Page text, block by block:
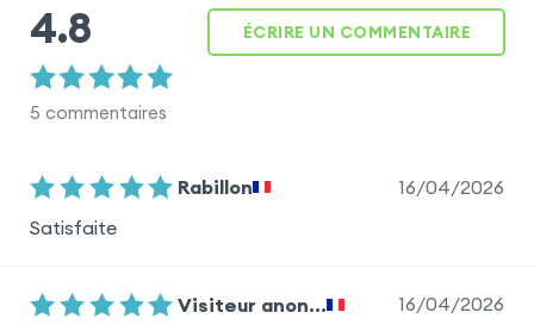
4.8
5 commentaires
ÉCRIRE UN COMMENTAIRE
Rabillon
16/04/2026
Satisfaite
Visiteur anon...
16/04/2026